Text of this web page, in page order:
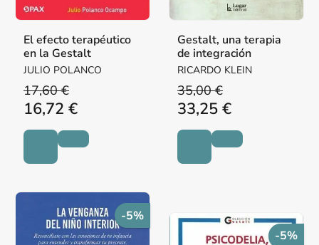
El efecto terapéutico
en la Gestalt
JULIO POLANCO
17,60 €
16,72 €
Gestalt, una terapia
de integración
RICARDO KLEIN
35,00 €
33,25 €
-5%
-5%